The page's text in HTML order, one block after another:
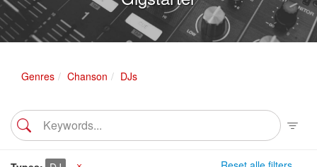
Genres Chanson DJs